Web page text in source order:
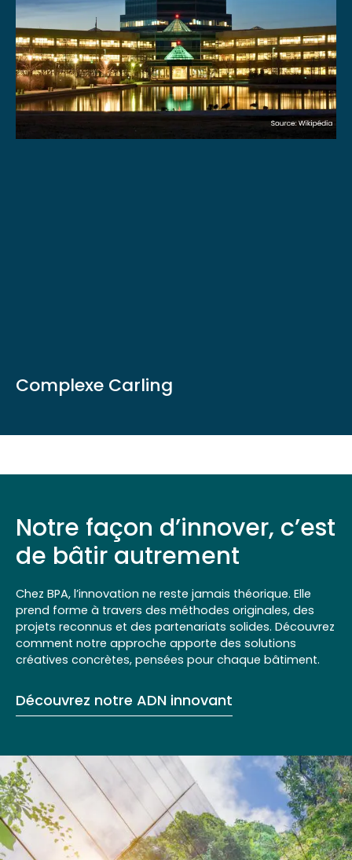
Complexe Carling
Notre façon d’innover, c’est
de bâtir autrement
Chez BPA, l’innovation ne reste jamais théorique. Elle
prend forme à travers des méthodes originales, des
projets reconnus et des partenariats solides. Découvrez
comment notre approche apporte des solutions
créatives concrètes, pensées pour chaque bâtiment.
Découvrez notre ADN innovant